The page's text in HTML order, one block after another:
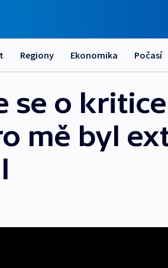
Regiony Ekonomika Počasí
se o
mě byl